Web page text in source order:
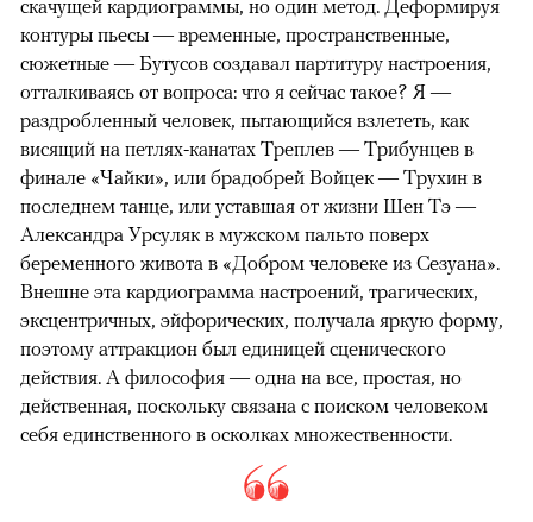
скачущей кардиограммы, но один метод. Деформируя
контуры пьесы — временные, пространственные,
сюжетные — Бутусов создавал партитуру настроения,
отталкиваясь от вопроса: что я сейчас такое? Я —
раздробленный человек, пытающийся взлететь, как
висящий на петлях-канатах Треплев — Трибунцев в
финале «Чайки», или брадобрей Войцек — Трухин в
последнем танце, или уставшая от жизни Шен Тэ —
Александра Урсуляк в мужском пальто поверх
беременного живота в «Добром человеке из Сезуана».
Внешне эта кардиограмма настроений, трагических,
эксцентричных, эйфорических, получала яркую форму,
поэтому аттракцион был единицей сценического
действия. А философия — одна на все, простая, но
действенная, поскольку связана с поиском человеком
себя единственного в осколках множественности.